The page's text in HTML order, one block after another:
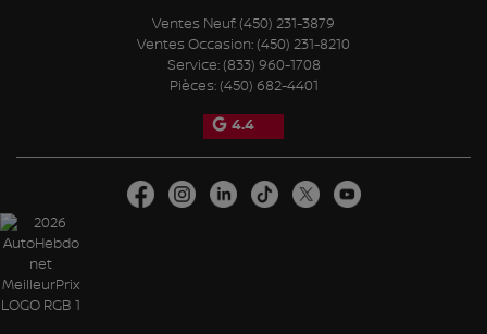
Ventes Neuf: (450) 231-3879
Ventes Occasion: (450) 231-8210
Service: (833) 960-1708
Pièces: (450) 682-4401
4.4